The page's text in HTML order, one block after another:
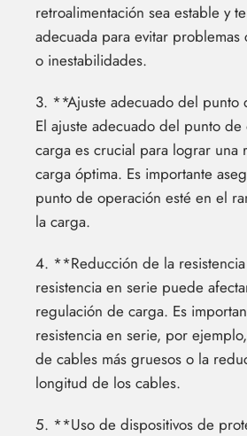
retroalimentación sea estable y
adecuada para evitar problemas
o inestabilidades.
3. **Ajuste adecuado del
El ajuste adecuado del punto
carga es crucial para lograr una
carga óptima. Es importante
punto de operación esté en el
la carga.
4. **Reducción de la
resistencia en serie puede
regulación de carga. Es
resistencia en serie, por
de cables más gruesos o la
longitud de los cables.
5. **Uso de dispositivos de